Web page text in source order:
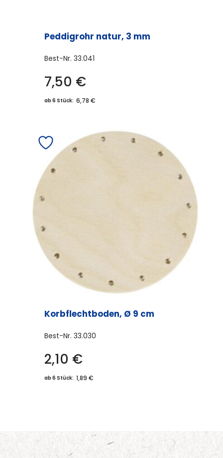
Peddigrohr natur, 3 mm
Best-Nr. 33.041
7,50 €
ab 6 Stück: 6,78 €
Korbflechtboden, Ø 9 cm
Best-Nr. 33.030
2,10 €
ab 6 Stück: 1,89 €